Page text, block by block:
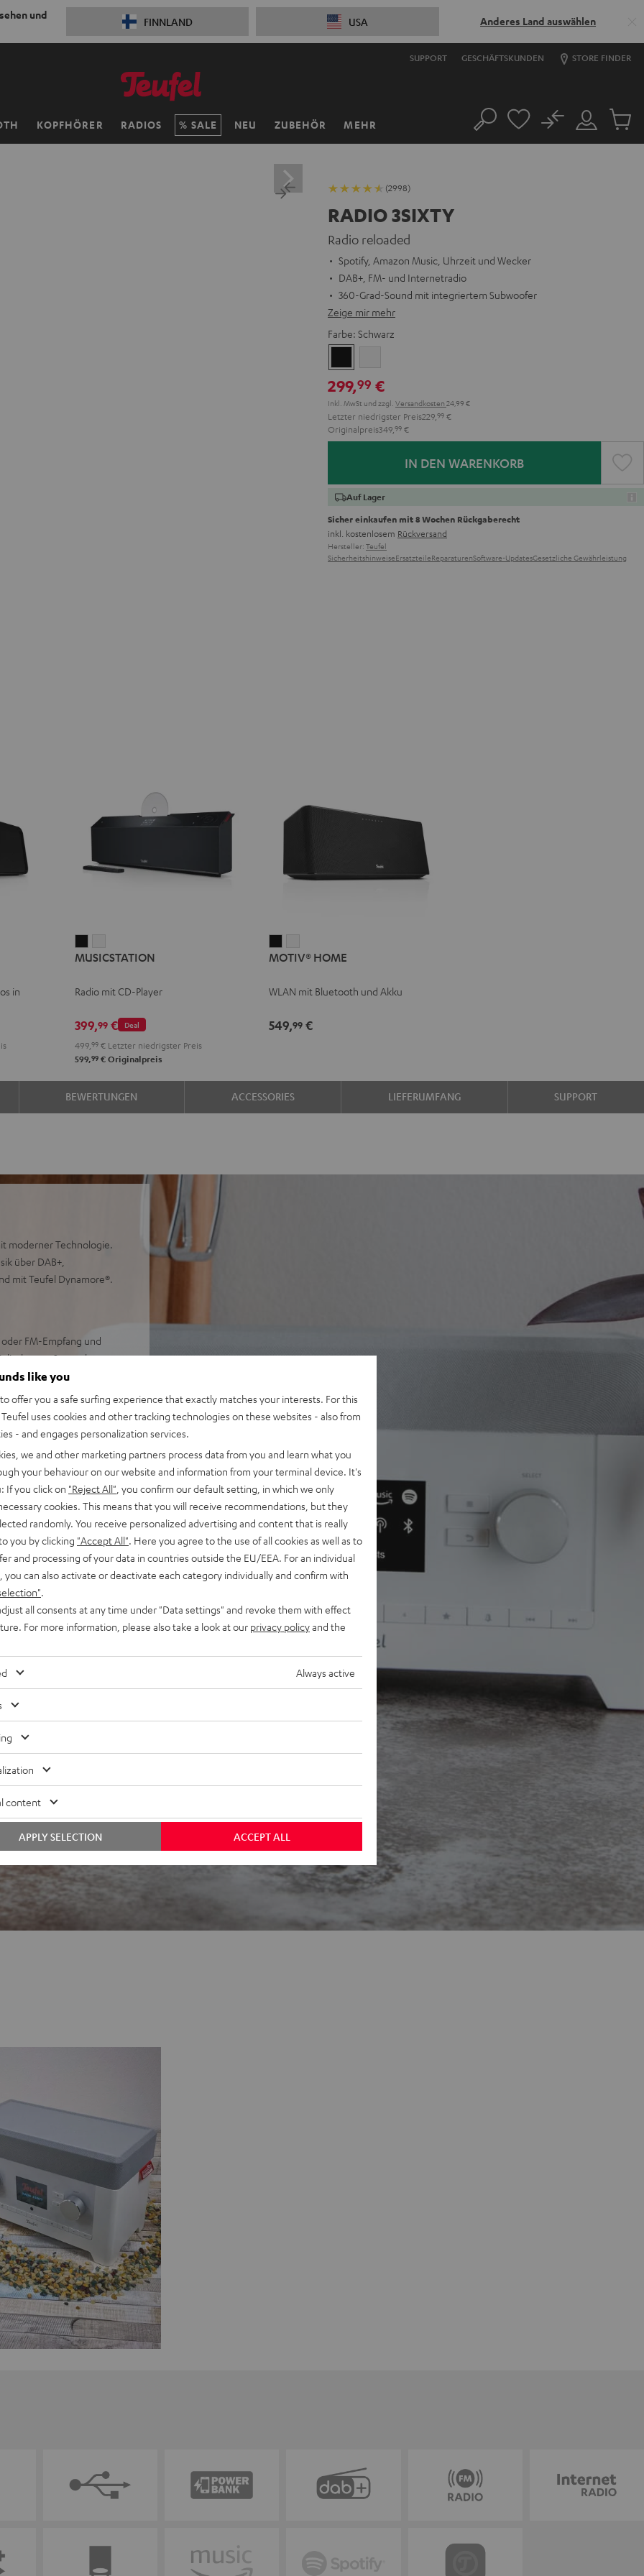
und
FINNLAND USA Anderes Land auswählen
SUPPORT GESCHÄFTSKUNDEN STORE FINDER
KOPFHÖRER RADIOS SALE NEU ZUBEHÖR MEHR Suche
Mein
Konto
No
Artikel
(2998)
RADIO 3SIXTY
Radio reloaded
Spotify, Amazon Music, Uhrzeit und Wecker
DAB+, FM- und Internetradio
360-Grad-Sound mit integriertem Subwoofer
Zeige mir mehr
Farbe: Schwarz
299,99 €
Inkl. MwSt und zzgl. Versandkosten 24,99 €
Letzter niedrigster Preis229, 99 €
Originalpreis349, 99 €
IN DEN WARENKORB
Auf Lager
Sicher einkaufen mit 8 Wochen Rückgaberecht
inkl. kostenlosem Rückversand
Hersteller: Teufel
SicherheitshinweiseErsatzteileReparaturenSoftware-UpdatesGesetzliche Gewährleistung
in
Schwarz
Weiß
MUSICSTATION
Radio mit CD-Player
Deal
399,99€
499, 99€Letzter niedrigster Preis
599,99€Originalpreis
HOMEHOME
MOTIV® HOME
WLAN mit Bluetooth und Akku
549,99 €
BEWERTUNGEN ACCESSORIES LIEFERUMFANG SUPPORT
moderner Technologie.
über DAB+,
mit Teufel Dynamore®.
FM-Empfang und
direkt vom Smartphone
im Raum, Downfire-
und Internetradio
und direkt am Gerät
Qualität, dimmbares,
Power-On- und Off-
Google Play Music,
Bewertungen)
like you
offer you a safe surfing experience that exactly matches your interests. For this
uses cookies and other tracking technologies on these websites - also from
- and engages personalization services.
we and other marketing partners process data from you and learn what you
your behaviour on our website and information from your terminal device. It's
If you click on "Reject All" , you confirm our default setting, in which we only
cookies. This means that you will receive recommendations, but they
randomly. You receive personalized advertising and content that is really
you by clicking "Accept All" . Here you agree to the use of all cookies as well as to
and processing of your data in countries outside the EU/EEA. For an individual
you can also activate or deactivate each category individually and confirm with
all consents at any time under "Data settings" and revoke them with effect
For more information, please also take a look at our privacy policyand the
Always active
content
ACCEPT ALL
APPLY SELECTION